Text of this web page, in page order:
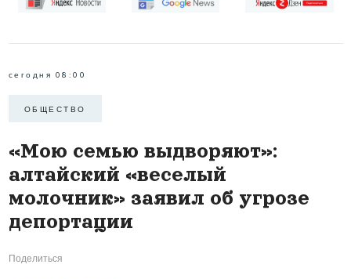
сегодня 08:00
ОБЩЕСТВО
«Мою семью выдворяют»:
алтайский «веселый
молочник» заявил об угрозе
депортации
Поделиться